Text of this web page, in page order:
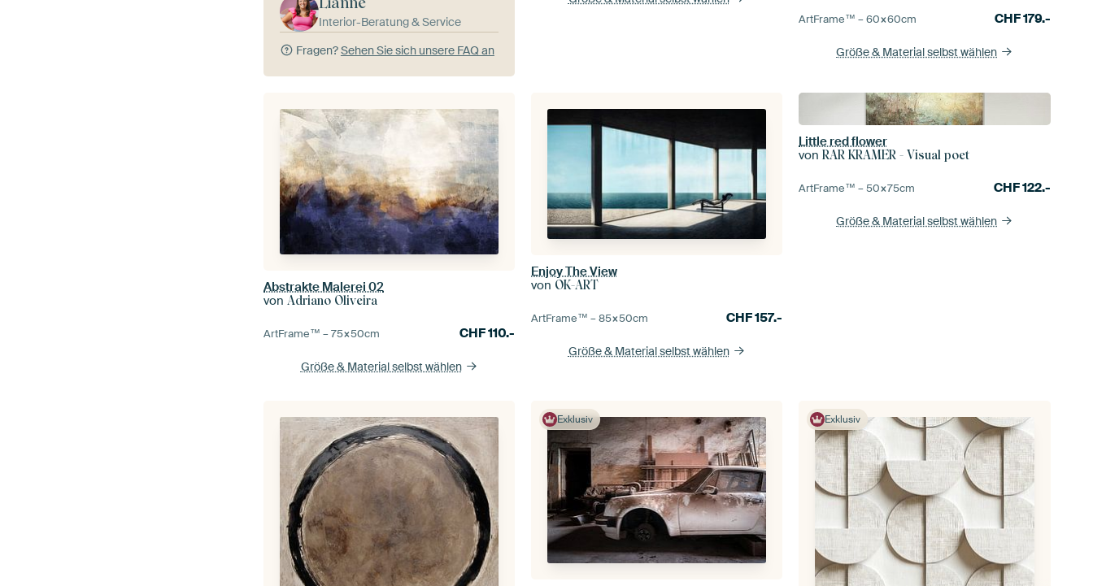
Interior-Beratung & Service
Fragen?Sehen Sie sich unsere FAQ an
ArtFrame™ –60×60cm CHF179.-
Größe & Material selbst wählen
Abstrakte Malerei 02
vonAdriano Oliveira
ArtFrame™ –75×50cm CHF110.-
Größe & Material selbst wählen
Enjoy The View
von OK-ART
ArtFrame™ –85×50cm CHF157.-
Größe & Material selbst wählen
Little red flower
vonRAR KRAMER - Visual poet
ArtFrame™ –50×75cm CHF122.-
Größe & Material selbst wählen
Exklusiv Exklusiv